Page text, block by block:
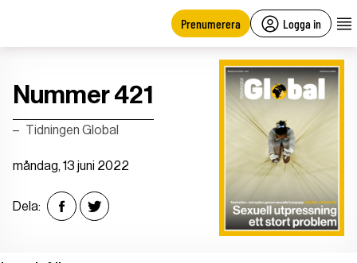
Prenumerera Logga in
Nummer 421
Tidningen Global
måndag, 13 juni 2022
Dela: